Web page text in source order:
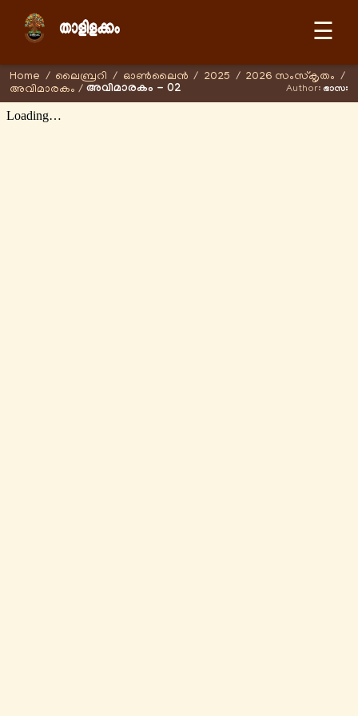
☰
Home / ലൈബ്രറി / ഓണ്‍ലൈന്‍ / 2025 / 2026 സംസ്കൃതം /
അവിമാരകം / അവിമാരകം - 02 Author: ഭാസഃ